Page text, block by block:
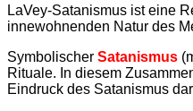
LaVey-Satanismus ist eine
innewohnenden Natur des
Symbolischer Satanismus
Rituale. In diesem
Eindruck des Satanismus